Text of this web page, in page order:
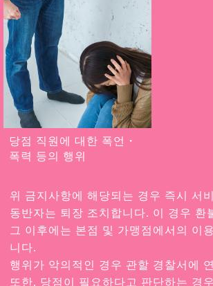
당점 직원에 대한 폭언・
폭력 등의 행위
위 금지사항에 해당되는 경우 즉시 서
동반자는 퇴장 조치합니다. 이 경우 환
그 이후에는 본점 및 가맹점에서의 이
니다.
행위가 악의적인 경우 관할 경찰서에
또한, 당점이 필요하다고 판단하는 경